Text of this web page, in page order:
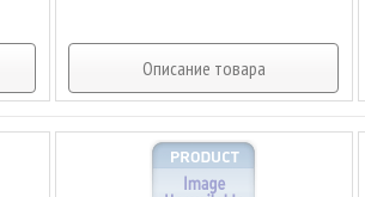
Описание товара